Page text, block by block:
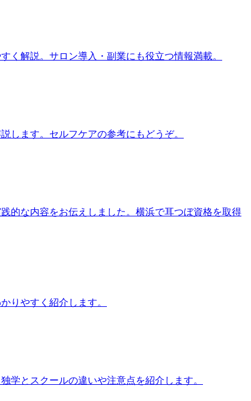
く解説。サロン導入・副業にも役立つ情報満載。
します。セルフケアの参考にもどうぞ。
的な内容をお伝えしました。横浜で耳つぼ資格を取得
りやすく紹介します。
学とスクールの違いや注意点を紹介します。